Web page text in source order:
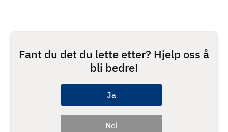
Fant du det du lette etter? Hjelp oss å
bli bedre!